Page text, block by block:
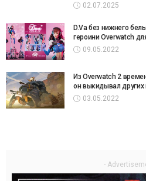
02.07.2025
D.Va без нижнего
героини Overwatch
09.05.2022
Из Overwatch 2
он выкидывал других
03.05.2022
-